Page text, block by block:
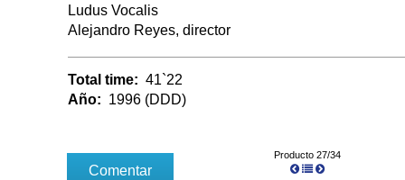
Ludus Vocalis
Alejandro Reyes, director
Total time: 41`22
Año: 1996 (DDD)
Producto 27/34
Comentar